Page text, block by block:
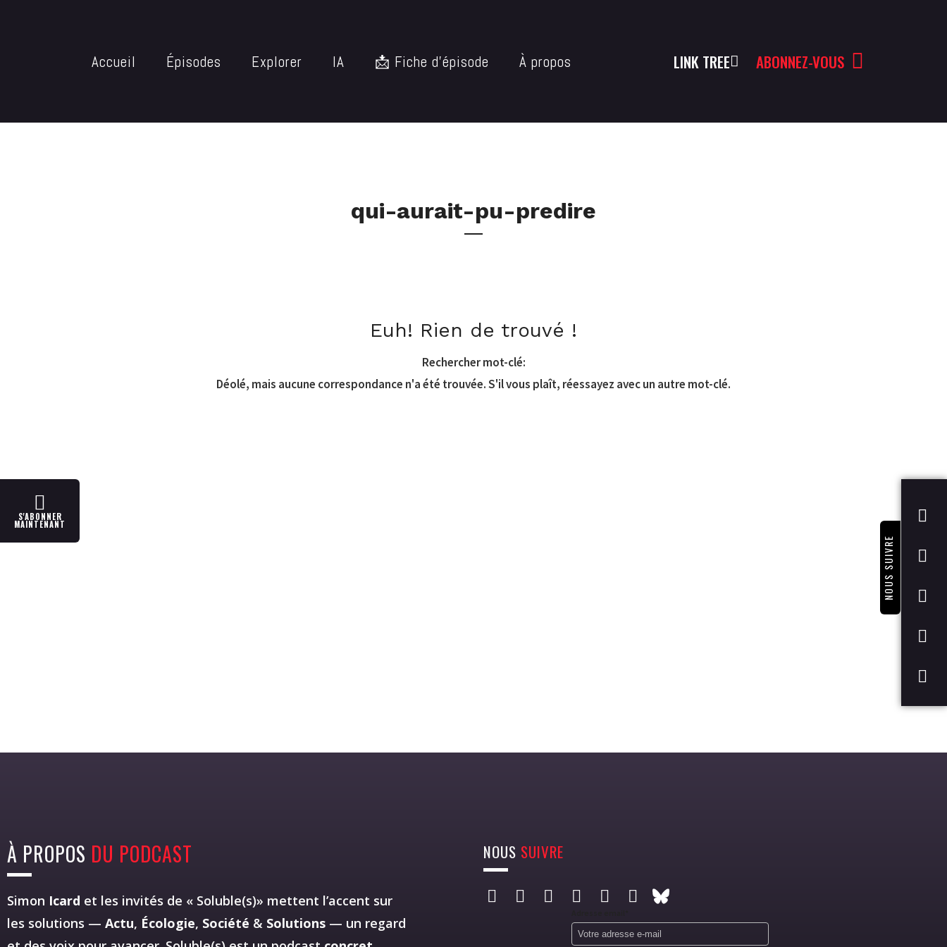
Accueil Épisodes Explorer IA 📩 Fiche d’épisode À propos LINK TREE ABONNEZ-VOUS
NOUS SUIVRE
S'ABONNER
MAINTENANT
qui-aurait-pu-predire
Euh! Rien de trouvé !
Rechercher mot-clé:
Déolé, mais aucune correspondance n'a été trouvée. S'il vous plaît, réessayez avec un autre mot-clé.
À PROPOS DU PODCAST
Simon Icard et les invités de « Soluble(s)» mettent l’accent sur
les solutions — Actu, Écologie, Société & Solutions — un regard
NOUS SUIVRE